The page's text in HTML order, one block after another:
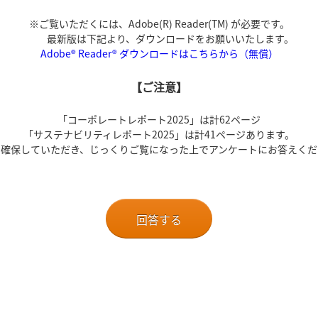
※ご覧いただくには、Adobe(R) Reader(TM) が必要です。
最新版は下記より、ダウンロードをお願いいたします。
Adobe® Reader® ダウンロードはこちらから（無償）
【ご注意】
「コーポレートレポート2025」は計62ページ
「サステナビリティレポート2025」は計41ページあります。
保していただき、じっくりご覧になった上でアンケートにお答えく
回答する